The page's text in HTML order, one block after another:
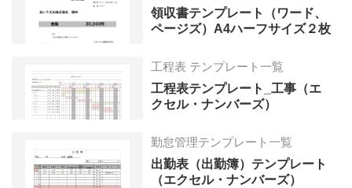
領収書テンプレート（ワード、
ページズ）A4ハーフサイズ２枚
工程表 テンプレート一覧
工程表テンプレート_工事（エ
クセル・ナンバーズ）
勤怠管理テンプレート一覧
出勤表（出勤簿）テンプレート
（エクセル・ナンバーズ）